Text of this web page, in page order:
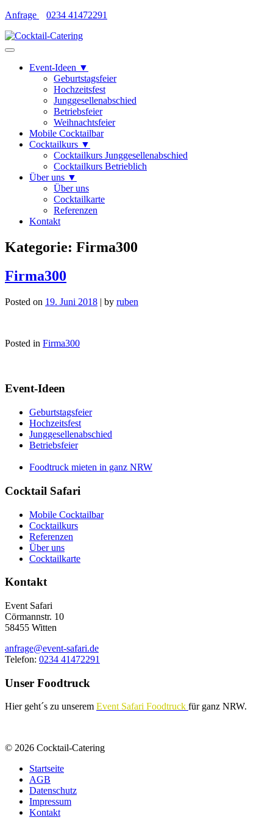
Skip
content
Anfrage 0234 41472291
Event-Ideen ▼
Geburtstagsfeier
Hochzeitsfest
Junggesellenabschied
Betriebsfeier
Weihnachtsfeier
Mobile Cocktailbar
Cocktailkurs ▼
Cocktailkurs Junggesellenabschied
Cocktailkurs Betrieblich
Über uns ▼
Über uns
Cocktailkarte
Referenzen
Kontakt
Kategorie: Firma300
Firma300
Posted on 19. Juni 2018 | by ruben
Posted in Firma300
Event-Ideen
Geburtstagsfeier
Hochzeitsfest
Junggesellenabschied
Betriebsfeier
Foodtruck mieten in ganz NRW
Cocktail Safari
Mobile Cocktailbar
Cocktailkurs
Referenzen
Über uns
Cocktailkarte
Kontakt
Event Safari
Cörmannstr. 10
58455 Witten
anfrage@event-safari.de
Telefon: 0234 41472291
Unser Foodtruck
Hier geht´s zu unserem Event Safari Foodtruck für ganz NRW.
© 2026 Cocktail-Catering
Startseite
AGB
Datenschutz
Impressum
Kontakt